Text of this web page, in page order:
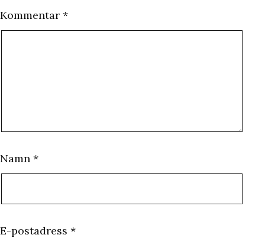
Kommentar *
Namn *
E-postadress *